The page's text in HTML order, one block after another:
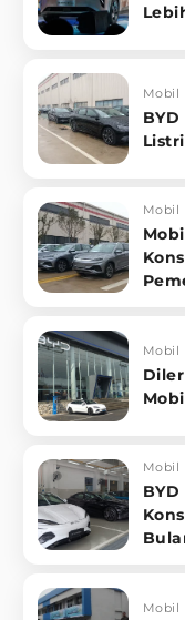
Mobil
Mobil
Mobil
Mobil
Mobil